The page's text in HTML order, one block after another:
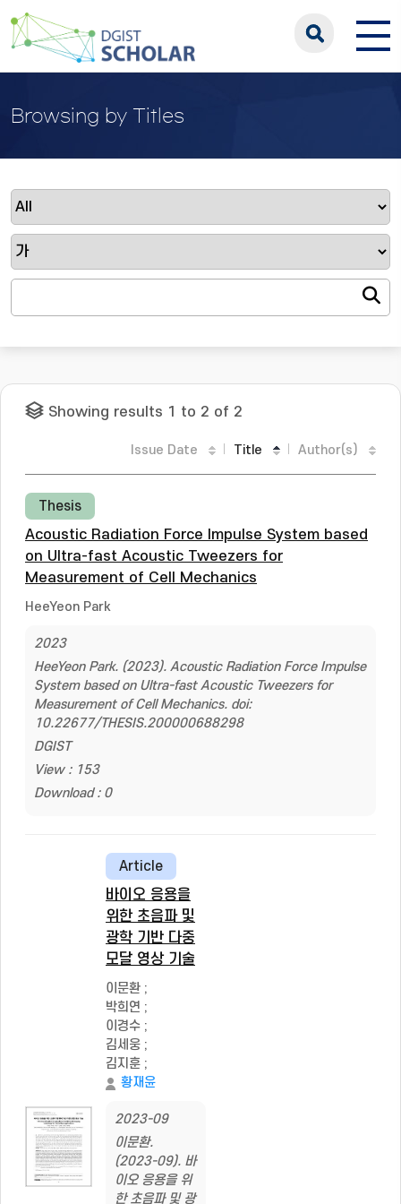
Browsing by Titles
Showing results 1 to 2 of 2
Issue Date Title Author(s)
Thesis
Acoustic Radiation Force Impulse System based
on Ultra-fast Acoustic Tweezers for
Measurement of Cell Mechanics
HeeYeon Park
2023
HeeYeon Park. (2023). Acoustic Radiation Force Impulse
System based on Ultra-fast Acoustic Tweezers for
Measurement of Cell Mechanics. doi:
10.22677/THESIS.200000688298
DGIST
View : 153
Download : 0
Article
바이오 응용을
위한 초음파 및
광학 기반 다중
모달 영상 기술
이문환 ;
박희연 ;
이경수 ;
김세웅 ;
김지훈 ;
황재윤
2023-09
이문환.
(2023-09). 바
이오 응용을 위
한 초음파 및 광